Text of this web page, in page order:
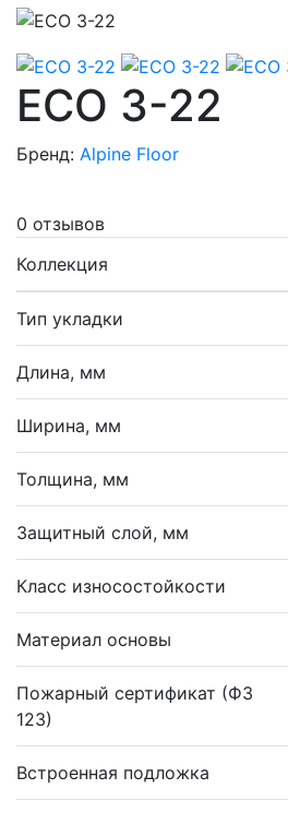
ECO 3-22
Бренд: Alpine Floor
0 отзывов
Коллекция
Тип укладки
Длина, мм
Ширина, мм
Толщина, мм
Защитный слой, мм
Класс износостойкости
Материал основы
Пожарный сертификат (ФЗ
123)
Встроенная подложка